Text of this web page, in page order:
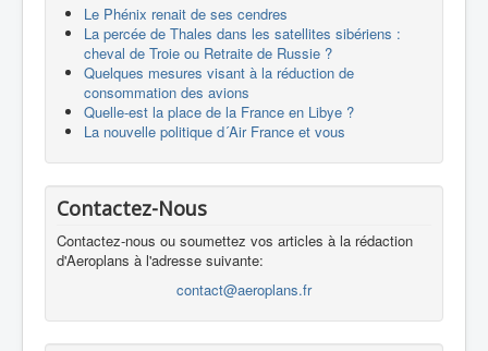
Le Phénix renait de ses cendres
La percée de Thales dans les satellites sibériens :
cheval de Troie ou Retraite de Russie ?
Quelques mesures visant à la réduction de
consommation des avions
Quelle-est la place de la France en Libye ?
La nouvelle politique d´Air France et vous
Contactez-Nous
Contactez-nous ou soumettez vos articles à la rédaction
d'Aeroplans à l'adresse suivante:
contact@aeroplans.fr